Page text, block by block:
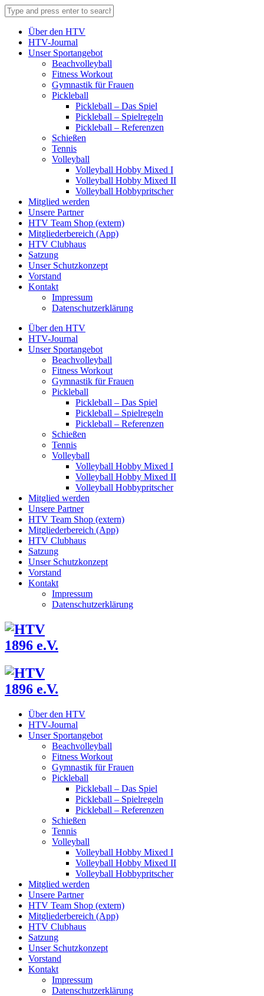
Über den HTV
HTV-Journal
Unser Sportangebot
Beachvolleyball
Fitness Workout
Gymnastik für Frauen
Pickleball
Pickleball – Das Spiel
Pickleball – Spielregeln
Pickleball – Referenzen
Schießen
Tennis
Volleyball
Volleyball Hobby Mixed I
Volleyball Hobby Mixed II
Volleyball Hobbypritscher
Mitglied werden
Unsere Partner
HTV Team Shop (extern)
Mitgliederbereich (App)
HTV Clubhaus
Satzung
Unser Schutzkonzept
Vorstand
Kontakt
Impressum
Datenschutzerklärung
Über den HTV
HTV-Journal
Unser Sportangebot
Beachvolleyball
Fitness Workout
Gymnastik für Frauen
Pickleball
Pickleball – Das Spiel
Pickleball – Spielregeln
Pickleball – Referenzen
Schießen
Tennis
Volleyball
Volleyball Hobby Mixed I
Volleyball Hobby Mixed II
Volleyball Hobbypritscher
Mitglied werden
Unsere Partner
HTV Team Shop (extern)
Mitgliederbereich (App)
HTV Clubhaus
Satzung
Unser Schutzkonzept
Vorstand
Kontakt
Impressum
Datenschutzerklärung
Über den HTV
HTV-Journal
Unser Sportangebot
Beachvolleyball
Fitness Workout
Gymnastik für Frauen
Pickleball
Pickleball – Das Spiel
Pickleball – Spielregeln
Pickleball – Referenzen
Schießen
Tennis
Volleyball
Volleyball Hobby Mixed I
Volleyball Hobby Mixed II
Volleyball Hobbypritscher
Mitglied werden
Unsere Partner
HTV Team Shop (extern)
Mitgliederbereich (App)
HTV Clubhaus
Satzung
Unser Schutzkonzept
Vorstand
Kontakt
Impressum
Datenschutzerklärung